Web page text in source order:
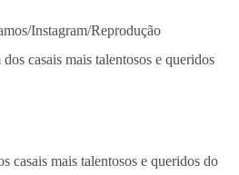
Instagram/Reprodução
casais mais talentosos e queridos do